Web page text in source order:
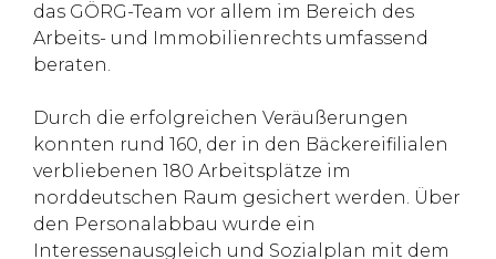
das GÖRG-Team vor allem im Bereich des
Arbeits- und Immobilienrechts umfassend
beraten.
Durch die erfolgreichen Veräußerungen
konnten rund 160, der in den Bäckereifilialen
verbliebenen 180 Arbeitsplätze im
norddeutschen Raum gesichert werden. Über
den Personalabbau wurde ein
Interessenausgleich und Sozialplan mit dem